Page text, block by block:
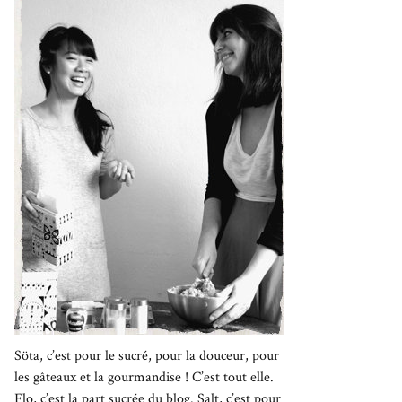
Söta, c’est pour le sucré, pour la douceur, pour
les gâteaux et la gourmandise ! C’est tout elle.